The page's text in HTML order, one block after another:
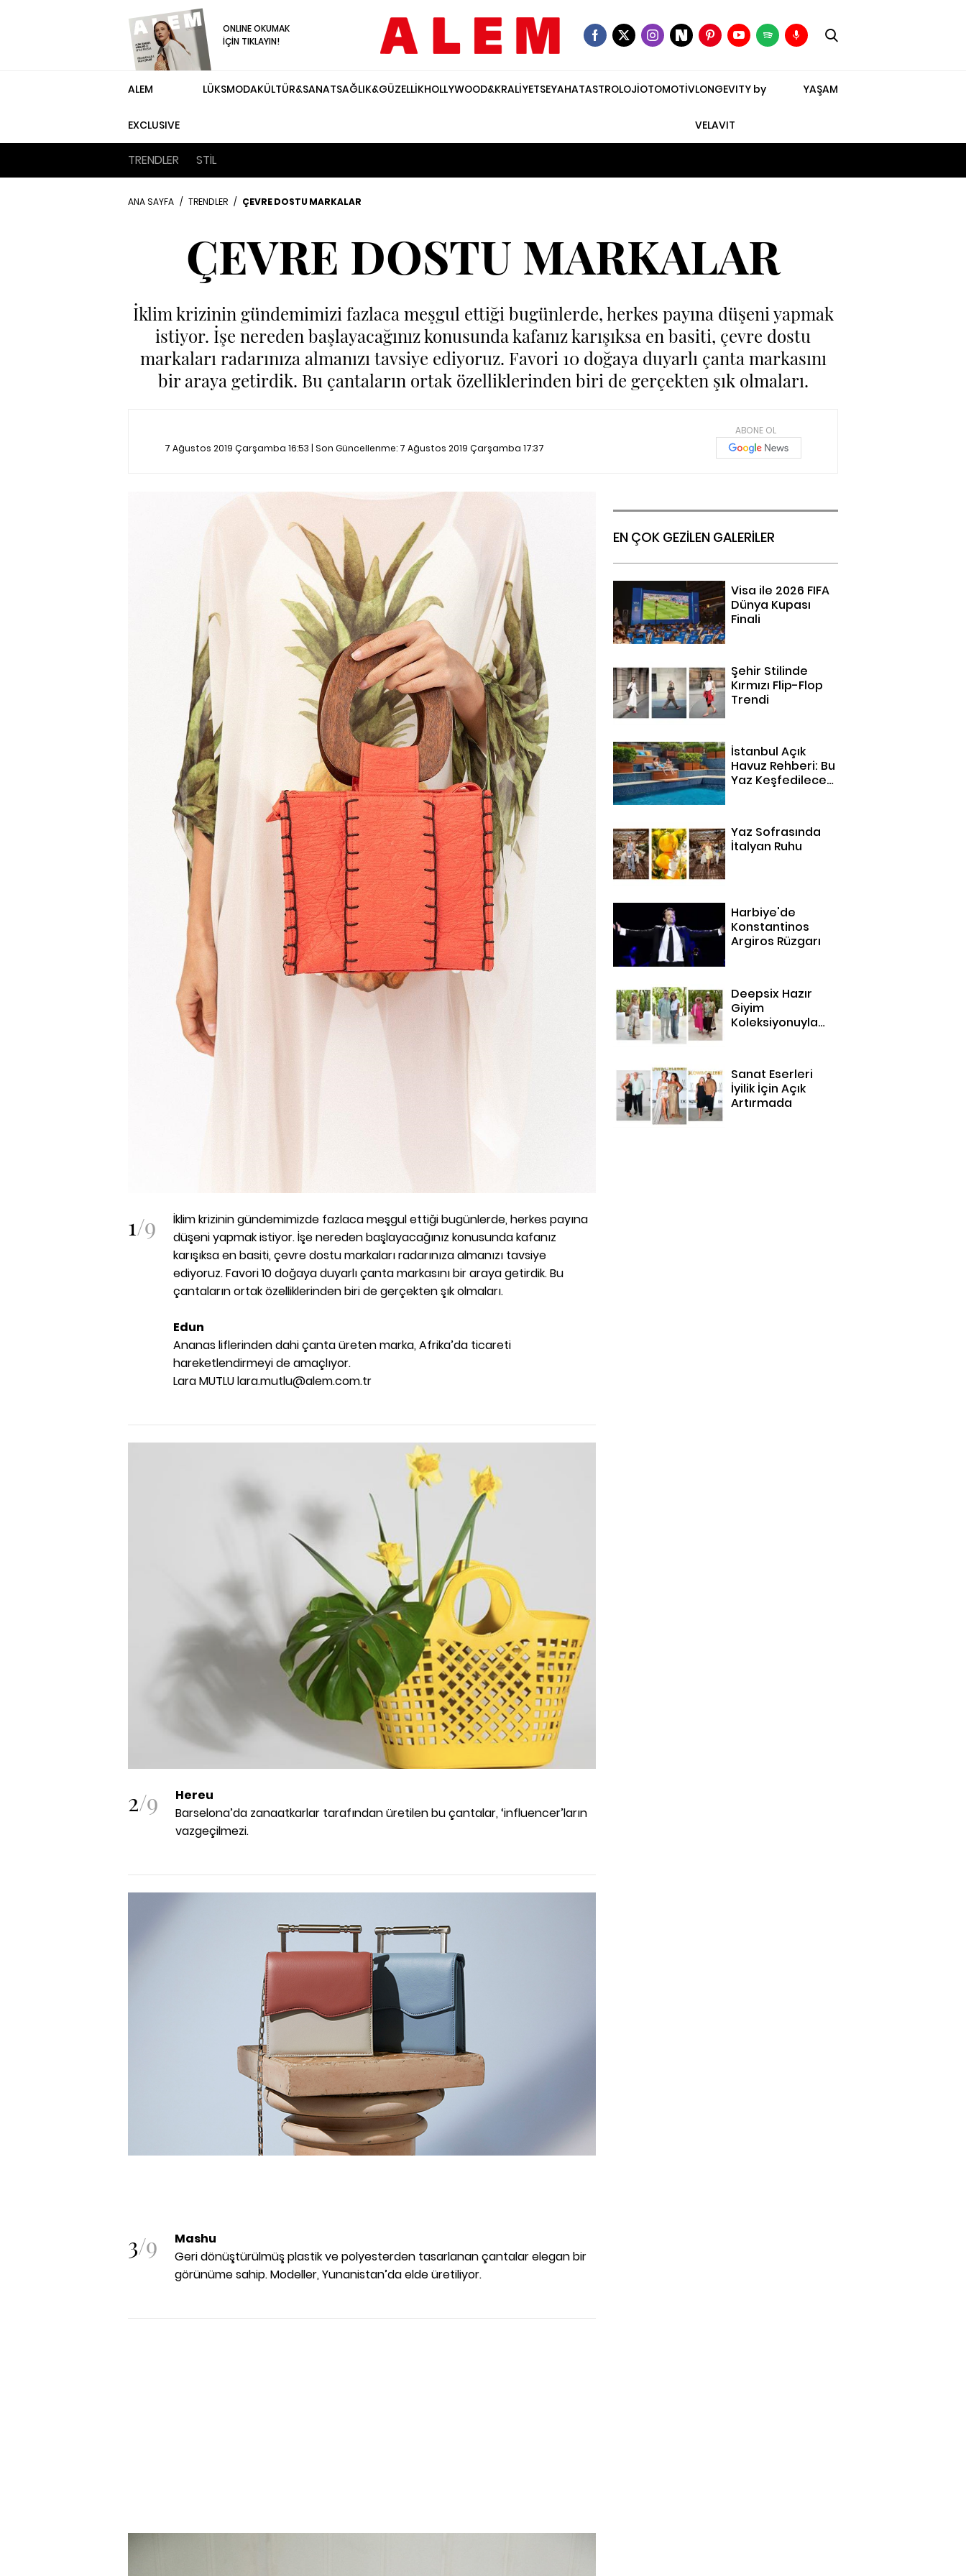
ONLINE OKUMAK
İÇİN TIKLAYIN!
ALEM
EXCLUSIVE
LÜKSMODAKÜLTÜR&SANATSAĞLIK&GÜZELLİKHOLLYWOOD&KRALİYETSEYAHATASTROLOJİOTOMOTİVLONGEVITY by
VELAVIT
YAŞAM
TRENDLER STİL
ANA SAYFA / TRENDLER / ÇEVRE DOSTU MARKALAR
ÇEVRE DOSTU MARKALAR
İklim krizinin gündemimizi fazlaca meşgul ettiği bugünlerde, herkes payına düşeni yapmak
istiyor. İşe nereden başlayacağınız konusunda kafanız karışıksa en basiti, çevre dostu
markaları radarınıza almanızı tavsiye ediyoruz. Favori 10 doğaya duyarlı çanta markasını
bir araya getirdik. Bu çantaların ortak özelliklerinden biri de gerçekten şık olmaları.
7 Ağustos 2019 Çarşamba 16:53 | Son Güncellenme: 7 Ağustos 2019 Çarşamba 17:37
ABONE OL
1/9
İklim krizinin gündemimizde fazlaca meşgul ettiği bugünlerde, herkes payına
düşeni yapmak istiyor. İşe nereden başlayacağınız konusunda kafanız
karışıksa en basiti, çevre dostu markaları radarınıza almanızı tavsiye
ediyoruz. Favori 10 doğaya duyarlı çanta markasını bir araya getirdik. Bu
çantaların ortak özelliklerinden biri de gerçekten şık olmaları.
Edun
Ananas liflerinden dahi çanta üreten marka, Afrika’da ticareti
hareketlendirmeyi de amaçlıyor.
Lara MUTLU lara.mutlu@alem.com.tr
2/9
Hereu
Barselona’da zanaatkarlar tarafından üretilen bu çantalar, ‘influencer’ların
vazgeçilmezi.
3/9
Mashu
Geri dönüştürülmüş plastik ve polyesterden tasarlanan çantalar elegan bir
görünüme sahip. Modeller, Yunanistan’da elde üretiliyor.
EN ÇOK GEZİLEN GALERİLER
Visa ile 2026 FIFA
Dünya Kupası
Finali
Şehir Stilinde
Kırmızı Flip-Flop
Trendi
İstanbul Açık
Havuz Rehberi: Bu
Yaz Keşfedilecek
Yaz Sofrasında
İtalyan Ruhu
Harbiye'de
Konstantinos
Argiros Rüzgarı
Deepsix Hazır
Giyim
Koleksiyonuyla
Sanat Eserleri
İyilik İçin Açık
Artırmada